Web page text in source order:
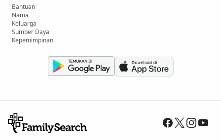
Bantuan
Nama
Keluarga
Sumber Daya
Kepemimpinan